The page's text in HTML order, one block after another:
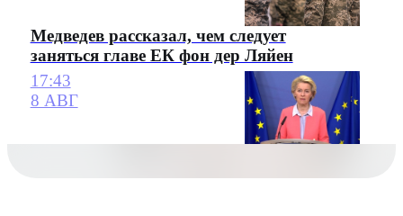
Медведев рассказал, чем следует
заняться главе ЕК фон дер Ляйен
17:43
8 АВГ